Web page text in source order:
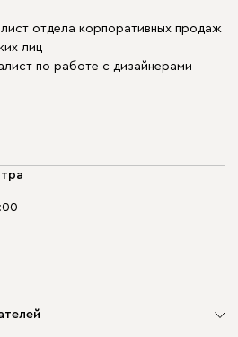
отдела корпоративных продаж
лиц
по работе с дизайнерами